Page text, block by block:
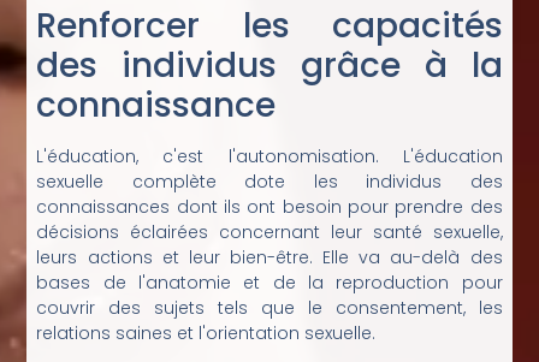
Renforcer les capacités
des individus grâce à la
connaissance
L'éducation, c'est l'autonomisation. L'éducation
sexuelle complète dote les individus des
connaissances dont ils ont besoin pour prendre des
décisions éclairées concernant leur santé sexuelle,
leurs actions et leur bien-être. Elle va au-delà des
bases de l'anatomie et de la reproduction pour
couvrir des sujets tels que le consentement, les
relations saines et l'orientation sexuelle.